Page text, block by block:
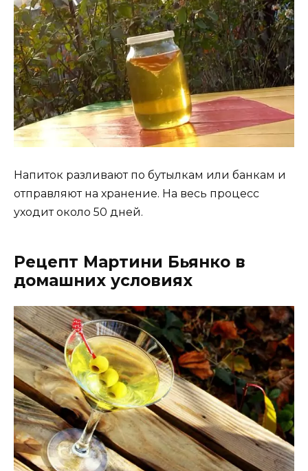
Напиток разливают по бутылкам или банкам и
отправляют на хранение. На весь процесс
уходит около 50 дней.
Рецепт Мартини Бьянко в
домашних условиях